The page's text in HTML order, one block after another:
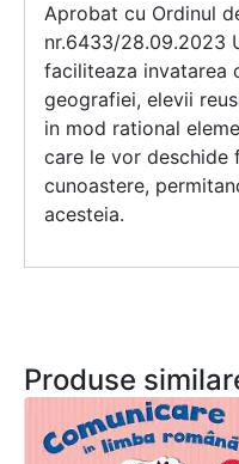
Aprobat cu Ordinul
nr.6433/28.09.2023
faciliteaza invatarea
geografiei, elevii
in mod rational
care le vor
cunoastere,
acesteia.
Produse